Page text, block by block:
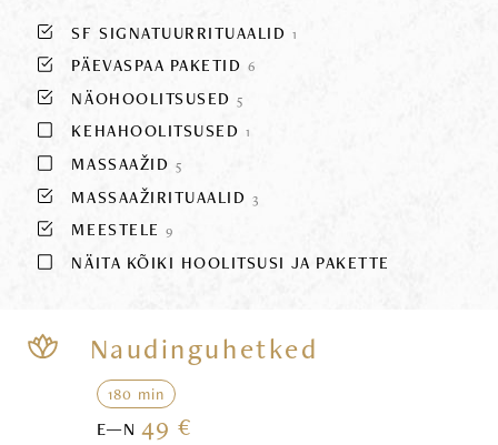
SF SIGNATUURRITUAALID 1
PÄEVASPAA PAKETID 6
NÄOHOOLITSUSED5
KEHAHOOLITSUSED 1
MASSAAŽID 5
MASSAAŽIRITUAALID 3
MEESTELE9
NÄITA KÕIKI HOOLITSUSI JA PAKETTE
Naudinguhetked
180 min
E—N49 €